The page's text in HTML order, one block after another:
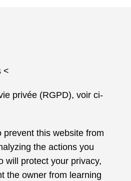
<
privée (RGPD), voir ci-
prevent this website from
the actions you
will protect your privacy,
the owner from learning